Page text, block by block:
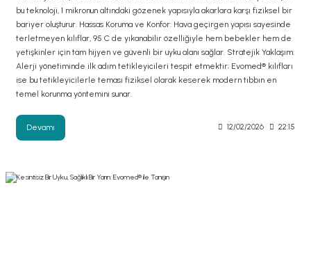
bu teknoloji, 1 mikronun altındaki gözenek yapısıyla akarlara karşı fiziksel bir
bariyer oluşturur. Hassas Koruma ve Konfor: Hava geçirgen yapısı sayesinde
terletmeyen kılıflar, 95 C de yıkanabilir özelliğiyle hem bebekler hem de
yetişkinler için tam hijyen ve güvenli bir uyku alanı sağlar. Stratejik Yaklaşım:
Alerji yönetiminde ilk adım tetikleyicileri tespit etmektir; Evomed® kılıfları
ise bu tetikleyicilerle teması fiziksel olarak keserek modern tıbbın en
temel korunma yöntemini sunar.
Devamı 12/02/2026 22:15